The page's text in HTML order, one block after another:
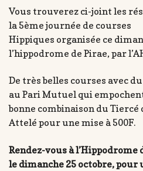
Vous trouverez ci-joint les
la 5ème journée de courses
Hippiques organisée ce
l’hippodrome de Pirae, par
De très belles courses avec
au Pari Mutuel qui
bonne combinaison du Tiercé
Attelé pour une mise à 500F.
Rendez-vous à l’Hippodrome
le dimanche 25 octobre, pour